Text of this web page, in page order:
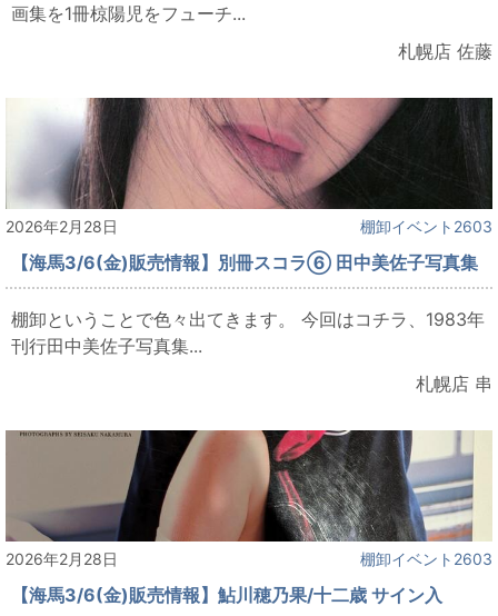
画集を1冊椋陽児をフューチ...
札幌店 佐藤
2026年2月28日 棚卸イベント2603
【海馬3/6(金)販売情報】別冊スコラ⑥ 田中美佐子写真集
棚卸ということで色々出てきます。 今回はコチラ、1983年
刊行田中美佐子写真集...
札幌店 串
2026年2月28日 棚卸イベント2603
【海馬3/6(金)販売情報】鮎川穂乃果/十二歳 サイン入